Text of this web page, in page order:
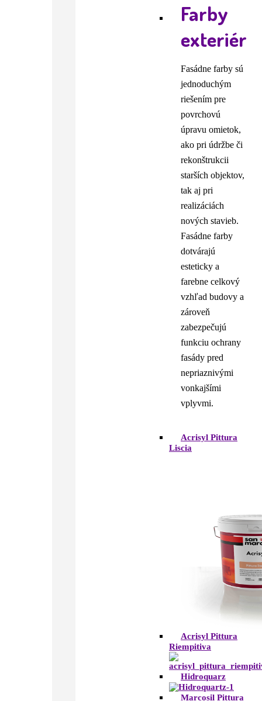
Farby
exteriér
Fasádne farby sú
jednoduchým
riešením pre
povrchovú
úpravu omietok,
ako pri údržbe či
rekonštrukcii
starších objektov,
tak aj pri
realizáciách
nových stavieb.
Fasádne farby
dotvárajú
esteticky a
farebne celkový
vzhľad budovy a
zároveň
zabezpečujú
funkciu ochrany
fasády pred
nepriaznivými
vonkajšími
vplyvmi.
Acrisyl Pittura
Liscia
Acrisyl Pittura
Riempitiva
Hidroquarz
Marcosil Pittura